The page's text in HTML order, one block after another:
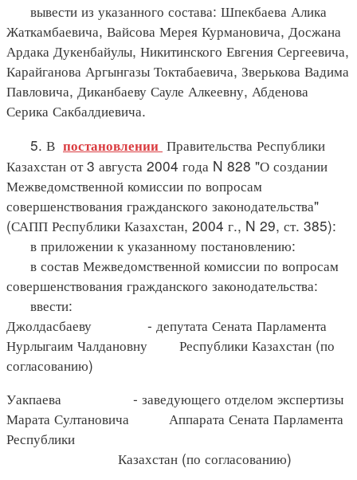
вывести из указанного состава: Шпекбаева Алика
Жаткамбаевича, Вайсова Мерея Курмановича, Досжана
Ардака Дукенбайулы, Никитинского Евгения Сергеевича,
Карайганова Аргынгазы Токтабаевича, Зверькова Вадима
Павловича, Диканбаеву Сауле Алкеевну, Абденова
Серика Сакбалдиевича.
5. В постановлении Правительства Республики
Казахстан от 3 августа 2004 года N 828 "О создании
Межведомственной комиссии по вопросам
совершенствования гражданского законодательства"
(САПП Республики Казахстан, 2004 г., N 29, ст. 385):
в приложении к указанному постановлению:
в состав Межведомственной комиссии по вопросам
совершенствования гражданского законодательства:
ввести:
Джолдасбаеву - депутата Сената Парламента
Нурлыгаим Чалдановну Республики Казахстан (по
согласованию)
Уакпаева - заведующего отделом экспертизы
Марата Султановича Аппарата Сената Парламента
Республики
Казахстан (по согласованию)